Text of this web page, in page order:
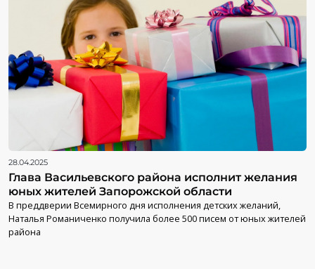
28.04.2025
Глава Васильевского района исполнит желания
юных жителей Запорожской области
В преддверии Всемирного дня исполнения детских желаний,
Наталья Романиченко получила более 500 писем от юных жителей
района